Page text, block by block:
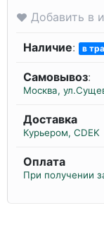
Добавить в
Наличие: в
Самовывоз:
Москва,
Доставка
Курьером, CDEK
Оплата
При получении